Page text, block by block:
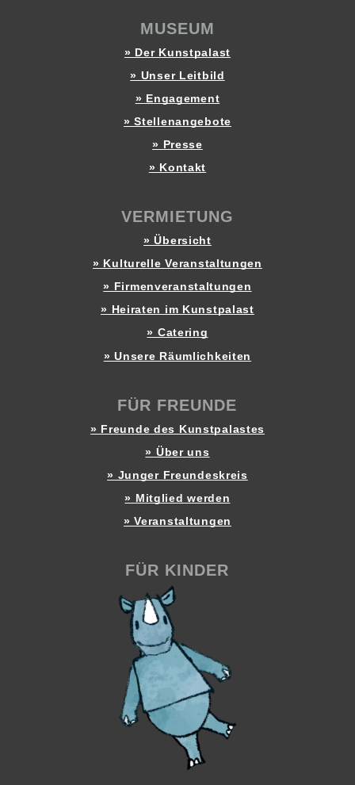
MUSEUM
» Der Kunstpalast
» Unser Leitbild
» Engagement
» Stellenangebote
» Presse
» Kontakt
VERMIETUNG
» Übersicht
» Kulturelle Veranstaltungen
» Firmenveranstaltungen
» Heiraten im Kunstpalast
» Catering
» Unsere Räumlichkeiten
FÜR FREUNDE
» Freunde des Kunstpalastes
» Über uns
» Junger Freundeskreis
» Mitglied werden
» Veranstaltungen
FÜR KINDER